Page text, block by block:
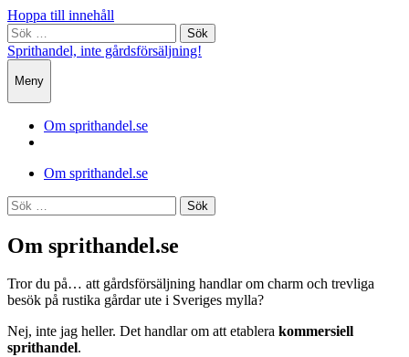
Hoppa till innehåll
Sök
efter:
Sprithandel, inte gårdsförsäljning!
Meny
Om sprithandel.se
Om sprithandel.se
Sök
efter:
Om sprithandel.se
Tror du på… att gårdsförsäljning handlar om charm och trevliga
besök på rustika gårdar ute i Sveriges mylla?
Nej, inte jag heller. Det handlar om att etablera kommersiell
sprithandel.